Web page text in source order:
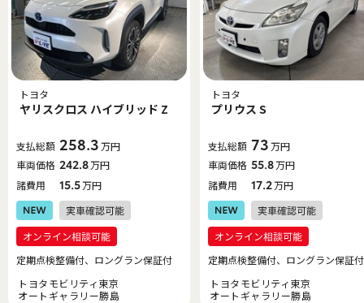
トヨタ
ヤリスクロス ハイブリッド Z
支払総額 258.3万円
車両価格 242.8万円
諸費用
15.5万円
定期点検整備付、ロングラン保証付
トヨタモビリティ東京
オートギャラリー勝島
トヨタ
プリウス S
支払総額 73万円
車両価格 55.8万円
諸費用
17.2万円
定期点検整備付、ロングラン保証付
トヨタモビリティ東京
オートギャラリー勝島